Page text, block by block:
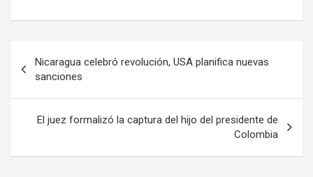
v
a
Nicaragua celebró revolución, USA planifica nuevas
sanciones
El juez formalizó la captura del hijo del presidente de
Colombia